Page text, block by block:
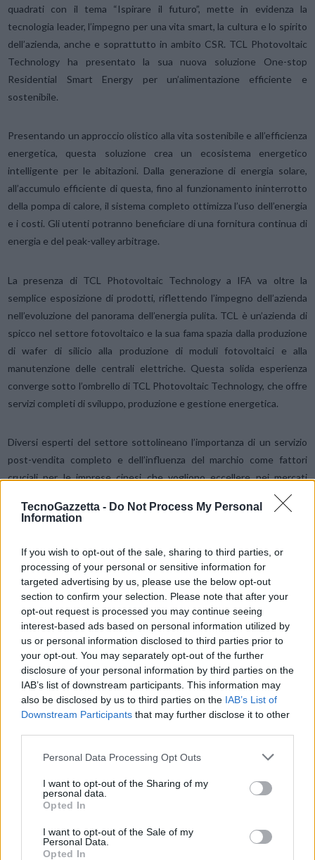
TecnoGazzetta - Do Not Process My Personal
Information
If you wish to opt-out of the sale, sharing to third parties, or
processing of your personal or sensitive information for
targeted advertising by us, please use the below opt-out
section to confirm your selection. Please note that after your
opt-out request is processed you may continue seeing
interest-based ads based on personal information utilized by
us or personal information disclosed to third parties prior to
your opt-out. You may separately opt-out of the further
disclosure of your personal information by third parties on the
IAB’s list of downstream participants. This information may
also be disclosed by us to third parties on the IAB’s List of
Downstream Participants that may further disclose it to other
Personal Data Processing Opt Outs
I want to opt-out of the Sharing of my
personal data.
Opted In
I want to opt-out of the Sale of my
Personal Data.
Opted In
quadrati con il tema “Ispirare il futuro”, mette in evidenza la
tecnologia leader, l’impegno per una vita smart, la cultura e lo spirito
dell’azienda, anche e soprattutto in ambito CSR. TCL Photovoltaic
Technology ha presentato la sua nuova soluzione One-stop
Residential Smart Energy per un’alimentazione efficiente e
sostenibile.
Presentando un approccio olistico alla vita sostenibile e all’efficienza
energetica, questa soluzione crea un ecosistema energetico
intelligente per le abitazioni. Dalla generazione di energia solare,
all’accumulo efficiente di questa, fino al funzionamento ininterrotto
della pompa di calore, il sistema completo ottimizza l’uso dell’energia
e i costi. Gli utenti potranno beneficiare di una fornitura continua di
energia e del peak-valley arbitrage.
La presenza di TCL Photovoltaic Technology a IFA va oltre la
semplice esposizione di prodotti, riflettendo l’impegno dell’azienda
nell’evoluzione del panorama dell’energia pulita. TCL è un’azienda di
spicco nel settore fotovoltaico e la sua fama spazia dalla produzione
di wafer di silicio alla produzione di moduli fotovoltaici e alla
manutenzione delle centrali elettriche. Questa solida esperienza
converge sotto l’ombrello di TCL Photovoltaic Technology, che offre
servizi completi di sviluppo, produzione e gestione energetica.
Diversi esperti del settore sottolineano l’importanza di un servizio
post-vendita completo e dell’influenza del marchio come fattori
cruciali per le imprese cinesi che vogliono eccellere nei mercati
internazionali dell’accumulo di energia. In particolare, TCL
Photovoltaic Technology, incentrata sul mercato europeo, gestisce
e Polonia, per servire i clienti globali. Sostenuta dalle risorse della
sede centrale, TCL Photovoltaic Technology offre servizi completi di
assistenza post-vendita in tutte le categorie di prodotti, canali e
lingue, sottolineando il suo significativo potenziale di espansione
globale.
I partecipanti a IFA sono invitati a visitare lo stand di TCL presso il
padiglione 21A, Messedamm di Berlino, in Germania, dove potranno
toccare con mano i progressi innovativi che stanno plasmando il
panorama dell’energia pulita.
Mastodon
Stampa Altro